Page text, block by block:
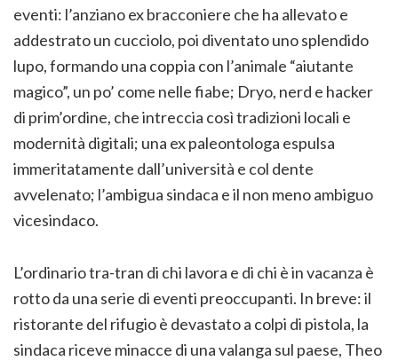
eventi: l’anziano ex bracconiere che ha allevato e
addestrato un cucciolo, poi diventato uno splendido
lupo, formando una coppia con l’animale “aiutante
magico”, un po’ come nelle fiabe; Dryo, nerd e hacker
di prim’ordine, che intreccia così tradizioni locali e
modernità digitali; una ex paleontologa espulsa
immeritatamente dall’università e col dente
avvelenato; l’ambigua sindaca e il non meno ambiguo
vicesindaco.
L’ordinario tra-tran di chi lavora e di chi è in vacanza è
rotto da una serie di eventi preoccupanti. In breve: il
ristorante del rifugio è devastato a colpi di pistola, la
sindaca riceve minacce di una valanga sul paese, Theo